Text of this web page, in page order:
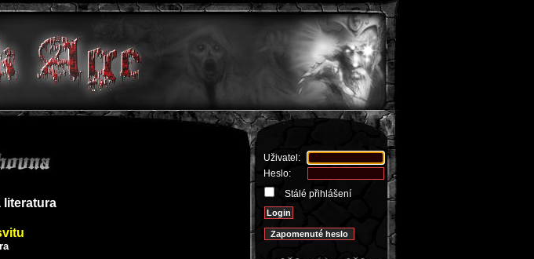
literatura
Uživatel:
Heslo:
Stálé přihlášení